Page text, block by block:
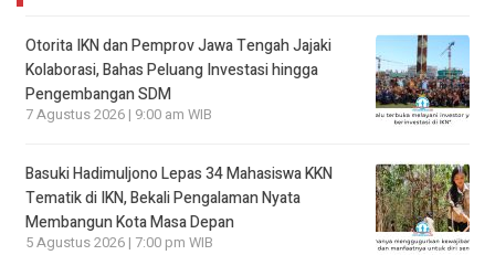
Otorita IKN dan Pemprov Jawa Tengah Jajaki
Kolaborasi, Bahas Peluang Investasi hingga
Pengembangan SDM
7 Agustus 2026 | 9:00 am WIB
Basuki Hadimuljono Lepas 34 Mahasiswa KKN
Tematik di IKN, Bekali Pengalaman Nyata
Membangun Kota Masa Depan
5 Agustus 2026 | 7:00 pm WIB